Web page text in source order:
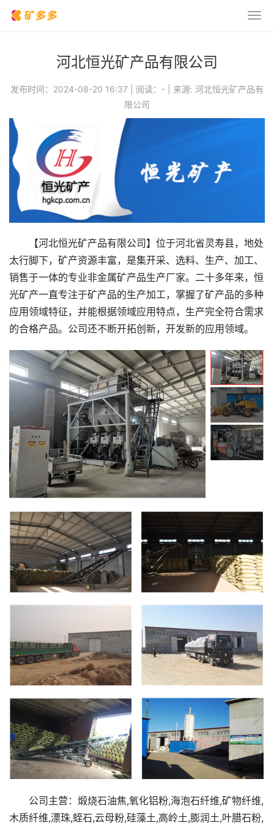
河北恒光矿产品有限公司
发布时间：2024-08-20 16:37 阅读： - | 来源: 河北恒光矿产品有
限公司
【河北恒光矿产品有限公司】位于河北省灵寿县，地处
太行脚下，矿产资源丰富，是集开采、选料、生产、加工、
销售于一体的专业非金属矿产品生产厂家。二十多年来，恒
光矿产一直专注于矿产品的生产加工，掌握了矿产品的多种
应用领域特征，并能根据领域应用特点，生产完全符合需求
的合格产品。公司还不断开拓创新，开发新的应用领域。
公司主营：煅烧石油焦,氧化铝粉,海泡石纤维,矿物纤维,
木质纤维,漂珠,蛭石,云母粉,硅藻土,高岭土,膨润土,叶腊石粉,